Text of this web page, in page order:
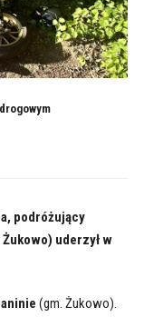
podróżujący
uderzył w
(gm. Żukowo).